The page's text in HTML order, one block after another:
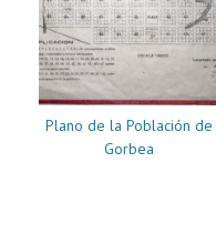
Plano de la Población de
Gorbea